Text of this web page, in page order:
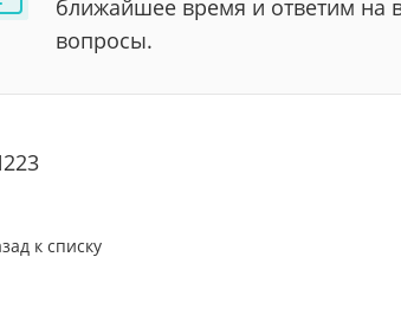
ближайшее время и ответим на
вопросы.
к списку